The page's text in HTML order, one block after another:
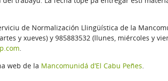
de Normalización Llingüística de la
y xueves) y 985883532 (llunes, miércoles y
.
web de la Mancomunidá d’El Cabu Peñes